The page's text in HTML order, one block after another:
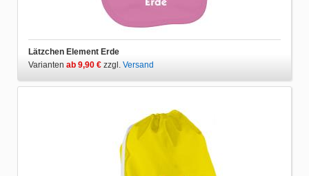
Lätzchen Element Erde
Varianten ab 9,90 € zzgl. Versand